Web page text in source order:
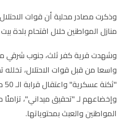
وذكرت مصادر محلية أن قوات
منازل المواطنين خلال اقتحام بلدة
وشهدت قرية كفر ثلث، جنوب شرقي
واسعا من قبل قوات الاحتلال، تخلله
وإخضاعهم لـ "تحقيق ميداني"،
المواطنين والعبث بمحتوياتها.